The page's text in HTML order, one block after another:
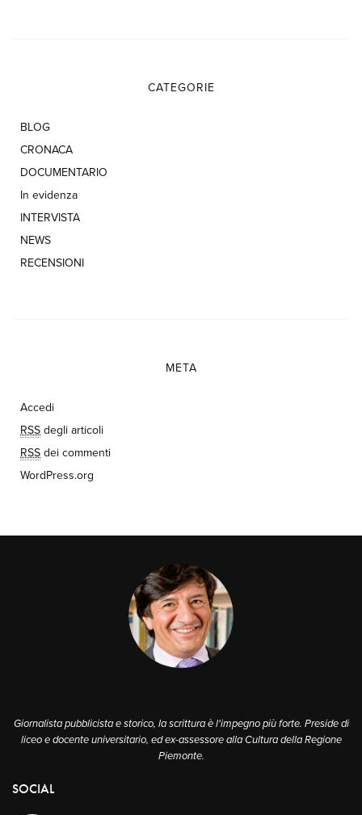
CATEGORIE
BLOG
CRONACA
DOCUMENTARIO
In evidenza
INTERVISTA
NEWS
RECENSIONI
META
Accedi
RSS degli articoli
RSS dei commenti
WordPress.org
Giornalista pubblicista e storico, la scrittura è l'impegno più forte. Preside di
liceo e docente universitario, ed ex-assessore alla Cultura della Regione
Piemonte.
SOCIAL